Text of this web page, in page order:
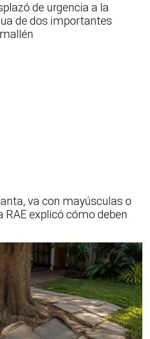
de urgencia a la
de dos importantes
va con mayúsculas o
RAE explicó cómo deben